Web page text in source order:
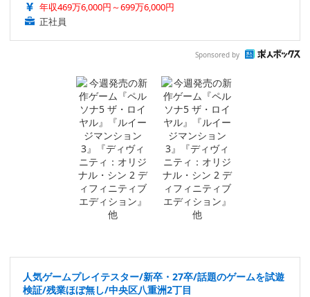
年収469万6,000円～699万6,000円
正社員
Sponsored by
人気ゲームプレイテスター/新卒・27卒/話題のゲームを試遊
検証/残業ほぼ無し/中央区八重洲2丁目